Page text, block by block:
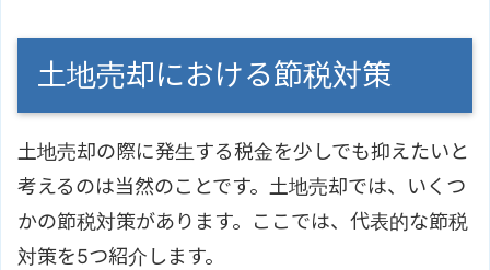
土地売却における節税対策
土地売却の際に発生する税金を少しでも抑えたいと
考えるのは当然のことです。土地売却では、いくつ
かの節税対策があります。ここでは、代表的な節税
対策を5つ紹介します。